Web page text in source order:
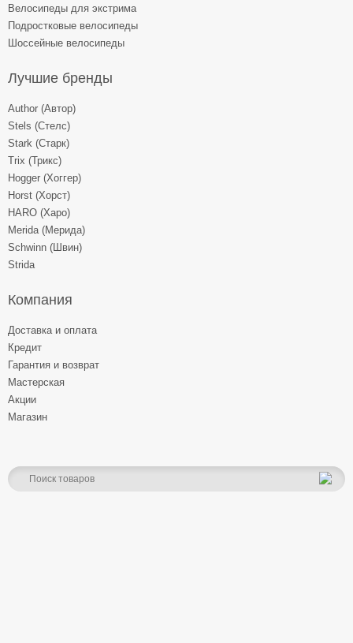
Велосипеды для экстрима
Подростковые велосипеды
Шоссейные велосипеды
Лучшие бренды
Author (Автор)
Stels (Стелс)
Stark (Старк)
Trix (Трикс)
Hogger (Хоггер)
Horst (Хорст)
HARO (Харо)
Merida (Мерида)
Schwinn (Швин)
Strida
Компания
Доставка и оплата
Кредит
Гарантия и возврат
Мастерская
Акции
Магазин